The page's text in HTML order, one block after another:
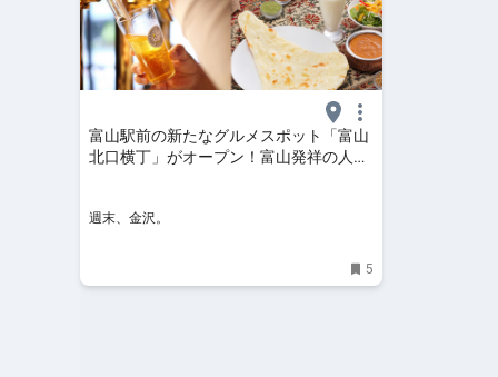
富山駅前の新たなグルメスポット「富山
北口横丁」がオープン！富山発祥の人気
週末、金沢。
週末、金沢。
5